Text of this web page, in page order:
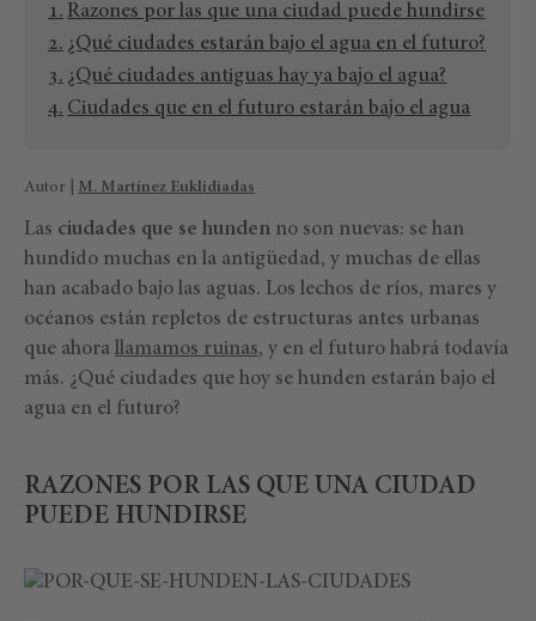
Razones por las que una ciudad puede hundirse
¿Qué ciudades estarán bajo el agua en el futuro?
¿Qué ciudades antiguas hay ya bajo el agua?
Ciudades que en el futuro estarán bajo el agua
Autor | M. Martínez Euklidiadas
Las ciudades que se hunden no son nuevas: se han
hundido muchas en la antigüedad, y muchas de ellas
han acabado bajo las aguas. Los lechos de ríos, mares y
océanos están repletos de estructuras antes urbanas
que ahora llamamos ruinas, y en el futuro habrá todavía
más. ¿Qué ciudades que hoy se hunden estarán bajo el
agua en el futuro?
RAZONES POR LAS QUE UNA CIUDAD
PUEDE HUNDIRSE